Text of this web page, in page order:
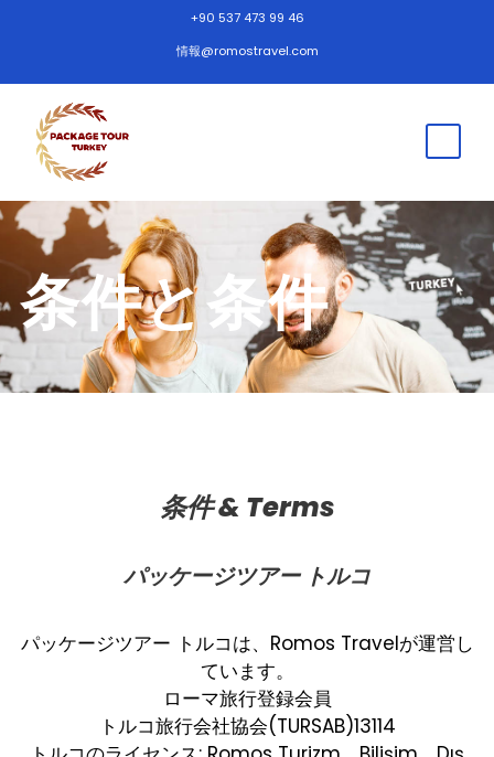
+90 537 473 99 46
情報@romostravel.com
条件と条件
条件 & Terms
パッケージツアー トルコ
パッケージツアー トルコは、Romos Travelが運営し
ています。
ローマ旅行登録会員
トルコ旅行会社協会(TURSAB)13114